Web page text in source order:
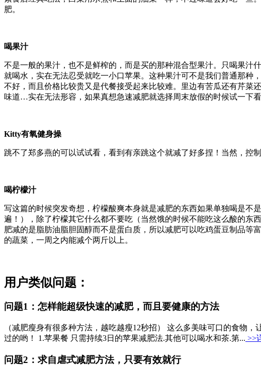
肥。
喝果汁
不是一般的果汁，也不是鲜榨的，而是买的那种混合型果汁。只喝果汁
就喝水，实在无法忍受就吃一小口苹果。这种果汁可不是我们普通那
不好，而且价格比较贵又是代餐接受起来比较难。里边有苦瓜还有芹菜
味道…实在无法形容，如果真想急速减肥就选择周末放假的时候试一下
Kitty有氧健身操
跳不了郑多燕的可以试试看，看到有亲跳这个就减了好多捏！当然，控
喝柠檬汁
写这篇的时候突发奇想，柠檬酸爽本身就是减肥的东西如果单独喝是不
遍！），除了柠檬其它什么都不要吃（当然饿的时候不能吃这么酸的东
肥减的是脂肪油脂胆固醇而不是蛋白质，所以减肥可以吃鸡蛋豆制品
的蔬菜，一周之内能减个两斤以上。
用户类似问题：
问题1：怎样能超级快速的减肥，而且要健康的方法
（减肥瘦身有很多种方法，越吃越瘦12秒招） 这么多美味可口的食物
过的哟！ 1.苹果餐 只需持续3日的苹果减肥法.其他可以喝水和茶.第... >>
问题2：求自虐式减肥方法，只要有效就行